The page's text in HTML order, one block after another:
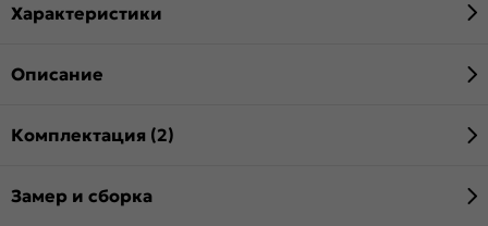
Характеристики
Описание
Комплектация (2)
Замер и сборка